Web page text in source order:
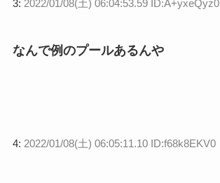
3: 2022/01/08(土) 06:04:53.59 ID:A+yxeQyz0
なんで例のプールあるんや
4: 2022/01/08(土) 06:05:11.10 ID:f68k8EKV0